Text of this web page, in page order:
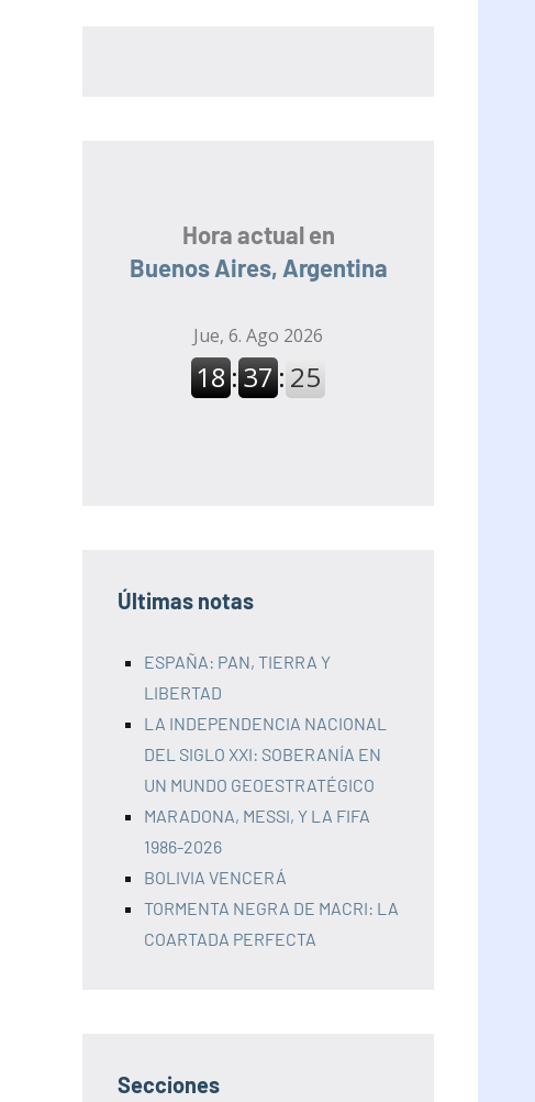
Hora actual en
Buenos Aires, Argentina
Últimas notas
ESPAÑA: PAN, TIERRA Y
LIBERTAD
LA INDEPENDENCIA NACIONAL
DEL SIGLO XXI: SOBERANÍA EN
UN MUNDO GEOESTRATÉGICO
MARADONA, MESSI, Y LA FIFA
1986-2026
BOLIVIA VENCERÁ
TORMENTA NEGRA DE MACRI: LA
COARTADA PERFECTA
Secciones